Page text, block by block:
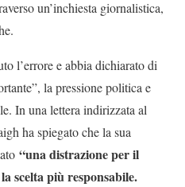
un’inchiesta giornalistica,
l’errore e abbia dichiarato di
la pressione politica e
In una lettera indirizzata al
ha spiegato che la sua
“una distrazione per il
scelta più responsabile.